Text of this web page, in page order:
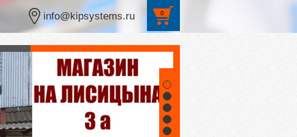
0
info@kipsystems.ru
1
2
3
4
5